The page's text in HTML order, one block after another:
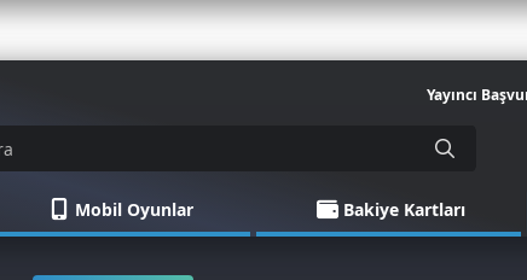
Yayıncı
Mobil Oyunlar Bakiye Kartları